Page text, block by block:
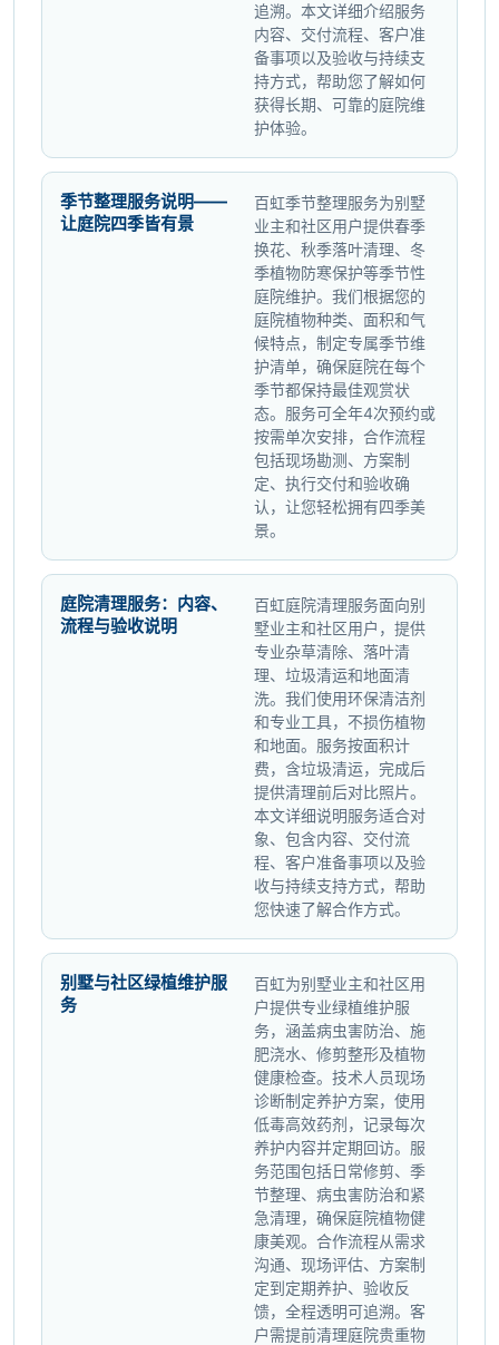
追溯。本文详细介绍服务
内容、交付流程、客户准
备事项以及验收与持续支
持方式，帮助您了解如何
获得长期、可靠的庭院维
护体验。
季节整理服务说明——
让庭院四季皆有景
百虹季节整理服务为别墅
业主和社区用户提供春季
换花、秋季落叶清理、冬
季植物防寒保护等季节性
庭院维护。我们根据您的
庭院植物种类、面积和气
候特点，制定专属季节维
护清单，确保庭院在每个
季节都保持最佳观赏状
态。服务可全年4次预约或
按需单次安排，合作流程
包括现场勘测、方案制
定、执行交付和验收确
认，让您轻松拥有四季美
景。
庭院清理服务：内容、
流程与验收说明
百虹庭院清理服务面向别
墅业主和社区用户，提供
专业杂草清除、落叶清
理、垃圾清运和地面清
洗。我们使用环保清洁剂
和专业工具，不损伤植物
和地面。服务按面积计
费，含垃圾清运，完成后
提供清理前后对比照片。
本文详细说明服务适合对
象、包含内容、交付流
程、客户准备事项以及验
收与持续支持方式，帮助
您快速了解合作方式。
别墅与社区绿植维护服
务
百虹为别墅业主和社区用
户提供专业绿植维护服
务，涵盖病虫害防治、施
肥浇水、修剪整形及植物
健康检查。技术人员现场
诊断制定养护方案，使用
低毒高效药剂，记录每次
养护内容并定期回访。服
务范围包括日常修剪、季
节整理、病虫害防治和紧
急清理，确保庭院植物健
康美观。合作流程从需求
沟通、现场评估、方案制
定到定期养护、验收反
馈，全程透明可追溯。客
户需提前清理庭院贵重物